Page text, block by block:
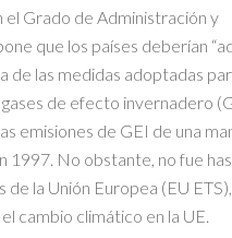
Grado de Administración y
que los países deberían
de las medidas adoptadas
de efecto invernadero
emisiones de GEI de una
No obstante, no fue
la Unión Europea (EU
cambio climático en la UE.